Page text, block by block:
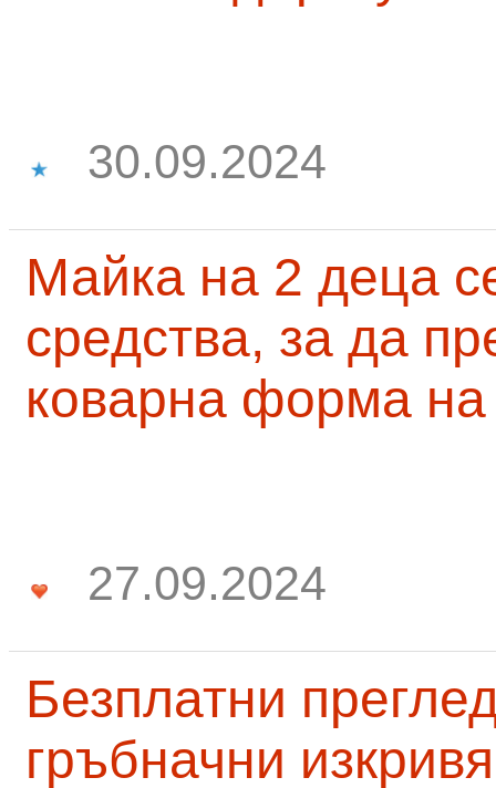
30.09.2024
Майка на 2 деца
средства, за да
коварна форма на
27.09.2024
Безплатни
гръбначни